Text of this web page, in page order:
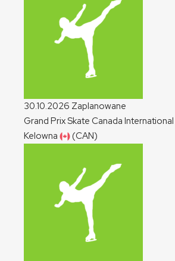
30.10.2026 Zaplanowane
Grand Prix Skate Canada International
Kelowna
(CAN)